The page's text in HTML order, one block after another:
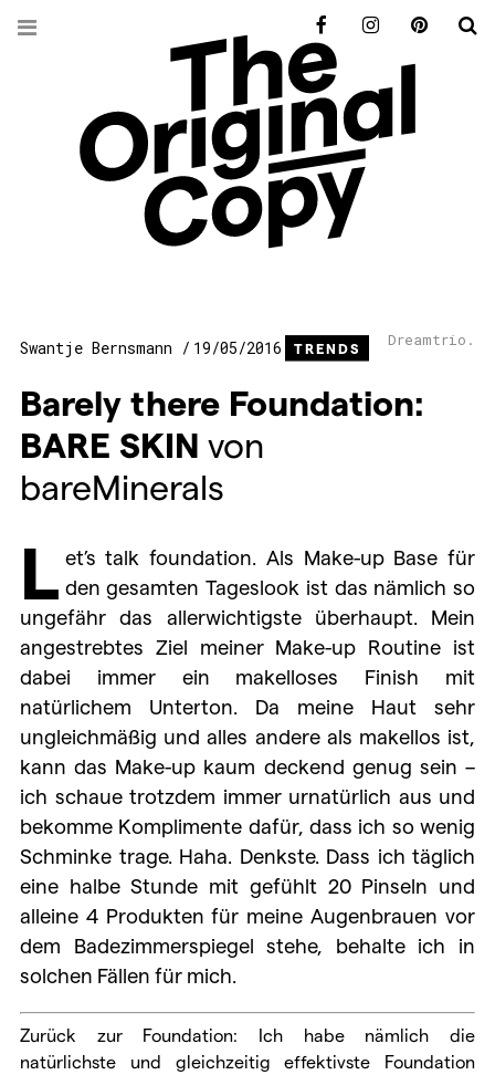
Dreamtrio.
Swantje Bernsmann 19/05/2016 TRENDS
Barely there Foundation:
BARE SKIN von
bareMinerals
L et’s talk foundation. Als Make-up Base für
den gesamten Tageslook ist das nämlich so
ungefähr das allerwichtigste überhaupt. Mein
angestrebtes Ziel meiner Make-up Routine ist
dabei immer ein makelloses Finish mit
natürlichem Unterton. Da meine Haut sehr
ungleichmäßig und alles andere als makellos ist,
kann das Make-up kaum deckend genug sein –
ich schaue trotzdem immer urnatürlich aus und
bekomme Komplimente dafür, dass ich so wenig
Schminke trage. Haha. Denkste. Dass ich täglich
eine halbe Stunde mit gefühlt 20 Pinseln und
alleine 4 Produkten für meine Augenbrauen vor
dem Badezimmerspiegel stehe, behalte ich in
solchen Fällen für mich.
Zurück zur Foundation: Ich habe nämlich die
natürlichste und gleichzeitig effektivste Foundation
FacebookInstagramPinterest